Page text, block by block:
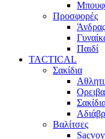
Προσφορές
Άνδρας
Παιδί
TACTICAL
Σακίδια
Βαλίτσες